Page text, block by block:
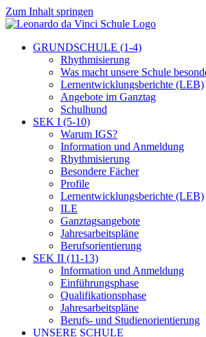
Zum Inhalt springen
GRUNDSCHULE (1-4)
Rhythmisierung
Was macht unsere Schule
Lernentwicklungsberichte (LEB)
Angebote im Ganztag
Schulhund
SEK I (5-10)
Warum IGS?
Information und Anmeldung
Rhythmisierung
Besondere Fächer
Profile
Lernentwicklungsberichte (LEB)
ILE
Ganztagsangebote
Jahresarbeitspläne
Berufsorientierung
SEK II (11-13)
Information und Anmeldung
Einführungsphase
Qualifikationsphase
Jahresarbeitspläne
Berufs- und Studienorientierung
UNSERE SCHULE